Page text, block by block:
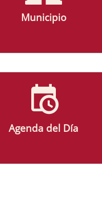
Municipio
Agenda del Día